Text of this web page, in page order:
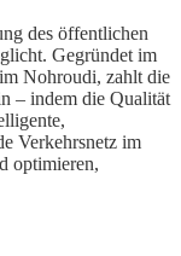
des öffentlichen
Gegründet im
Nohroudi, zahlt die
– indem die Qualität
Verkehrsnetz im
optimieren,